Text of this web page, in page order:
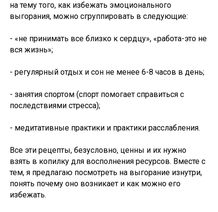
на тему того, как избежать эмоционального
выгорания, можно сгруппировать в следующие:
- «не принимать все близко к сердцу», «работа-это не
вся жизнь»;
- регулярный отдых и сон не менее 6-8 часов в день;
- занятия спортом (спорт помогает справиться с
последствиями стресса);
- медитативные практики и практики расслабления.
Все эти рецепты, безусловно, ценны и их нужно
взять в копилку для восполнения ресурсов. Вместе с
тем, я предлагаю посмотреть на выгорание изнутри,
понять почему оно возникает и как можно его
избежать.